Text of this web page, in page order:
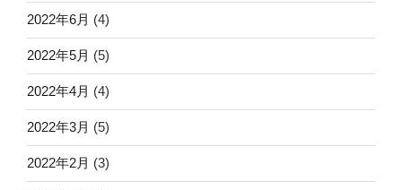
2022年6月 (4)
2022年5月 (5)
2022年4月 (4)
2022年3月 (5)
2022年2月 (3)